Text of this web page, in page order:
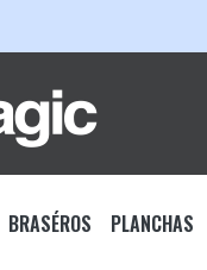
BRASÉROS PLANCHAS